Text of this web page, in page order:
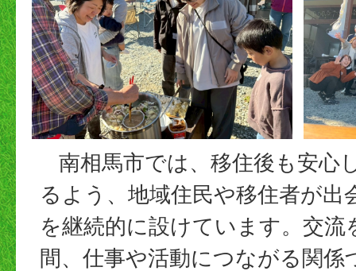
南相馬市では、移住後も安心
るよう、地域住民や移住者が出
を継続的に設けています。交流
間、仕事や活動につながる関